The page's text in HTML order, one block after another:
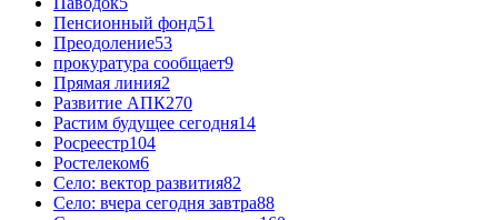
Пенсионный фонд51
Преодоление53
прокуратура сообщает9
Прямая линия2
Развитие АПК270
Растим будущее сегодня14
Росреестр104
Ростелеком6
Село: вектор развития82
Село: вчера сегодня завтра88